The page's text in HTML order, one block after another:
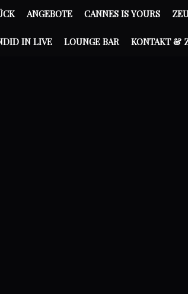
ANGEBOTE CANNES IS YOURS
IN LIVE LOUNGE BAR KONTAKT &